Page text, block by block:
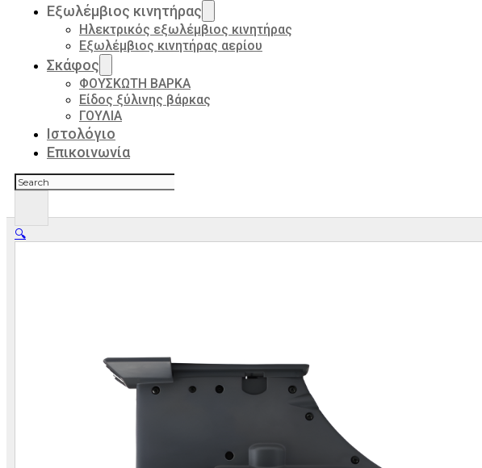
Εξωλέμβιος κινητήρας
Ηλεκτρικός εξωλέμβιος κινητήρας
Εξωλέμβιος κινητήρας αερίου
Σκάφος
ΦΟΥΣΚΩΤΗ ΒΑΡΚΑ
Είδος ξύλινης βάρκας
ΓΟΥΛΙΑ
Ιστολόγιο
Επικοινωνία
Αναζήτηση
🔍